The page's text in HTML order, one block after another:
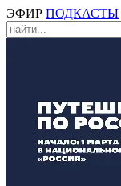
ЭФИР ПОДКАСТЫ